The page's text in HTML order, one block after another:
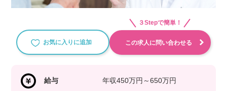
お気に入りに追加
３Stepで簡単！
この求人に問い合わせる
給与 年収450万円～650万円